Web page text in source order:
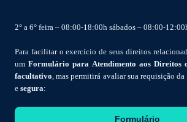
2° a 6° feira – 08:00-18:00h sábados – 08:00-
Para facilitar o exercício de seus direitos
um Formulário para Atendimento aos Direitos
facultativo, mas permitirá avaliar sua requisição da
e segura:
Formulário